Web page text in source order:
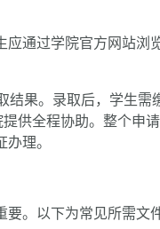
通过学院官方网站浏
果。录取后，学生需
供全程协助。整个申
理。
。以下为常见所需文件